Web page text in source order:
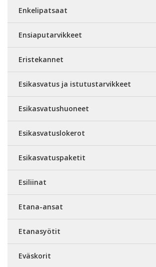
Enkelipatsaat
Ensiaputarvikkeet
Eristekannet
Esikasvatus ja istutustarvikkeet
Esikasvatushuoneet
Esikasvatuslokerot
Esikasvatuspaketit
Esiliinat
Etana-ansat
Etanasyötit
Eväskorit